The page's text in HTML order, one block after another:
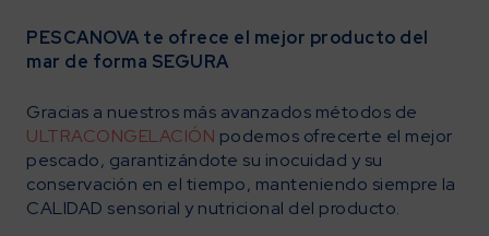
PESCANOVA te ofrece el mejor producto del
mar de forma SEGURA
Gracias a nuestros más avanzados métodos de
ULTRACONGELACIÓN podemos ofrecerte el mejor
pescado, garantizándote su inocuidad y su
conservación en el tiempo, manteniendo siempre la
CALIDAD sensorial y nutricional del producto.